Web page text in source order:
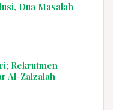
Dua Masalah
Rekrutmen
Al-Zalzalah